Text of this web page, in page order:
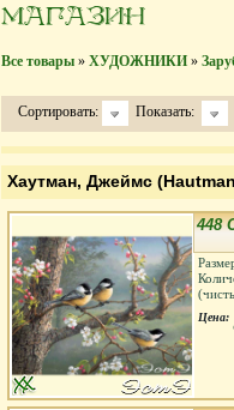
МАГАЗИН
Все товары » ХУДОЖНИКИ »
Сортировать: Показать:
Хаутман, Джеймс
448
Цена: